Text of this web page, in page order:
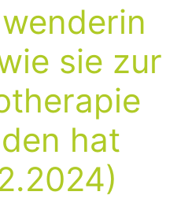
sie zur
hat